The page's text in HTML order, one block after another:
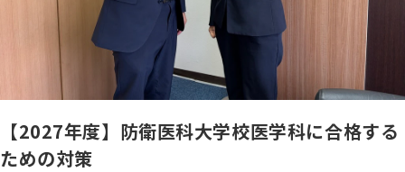
【2027年度】防衛医科大学校医学科に合格する
ための対策